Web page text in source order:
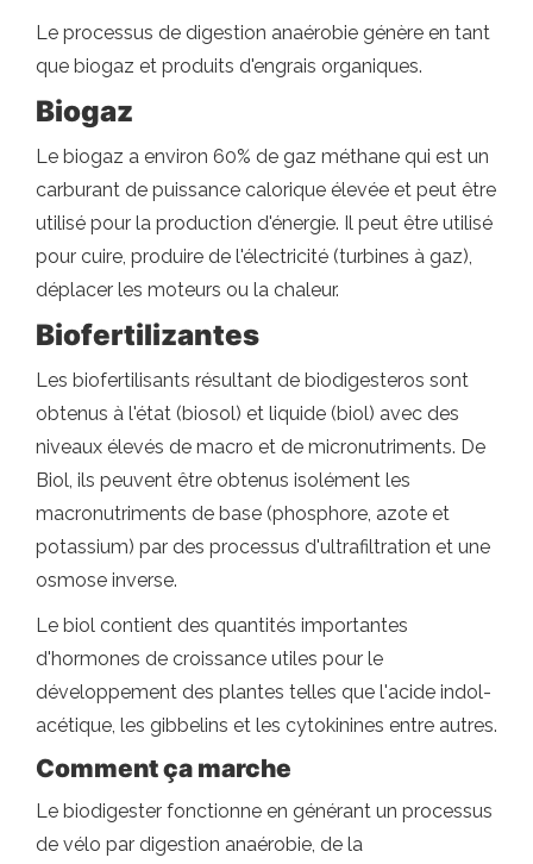
Le processus de digestion anaérobie génère en tant
que biogaz et produits d'engrais organiques.
Biogaz
Le biogaz a environ 60% de gaz méthane qui est un
carburant de puissance calorique élevée et peut être
utilisé pour la production d'énergie. Il peut être utilisé
pour cuire, produire de l'électricité (turbines à gaz),
déplacer les moteurs ou la chaleur.
Biofertilizantes
Les biofertilisants résultant de biodigesteros sont
obtenus à l'état (biosol) et liquide (biol) avec des
niveaux élevés de macro et de micronutriments. De
Biol, ils peuvent être obtenus isolément les
macronutriments de base (phosphore, azote et
potassium) par des processus d'ultrafiltration et une
osmose inverse.
Le biol contient des quantités importantes
d'hormones de croissance utiles pour le
développement des plantes telles que l'acide indol-
acétique, les gibbelins et les cytokinines entre autres.
Comment ça marche
Le biodigester fonctionne en générant un processus
de vélo par digestion anaérobie, de la